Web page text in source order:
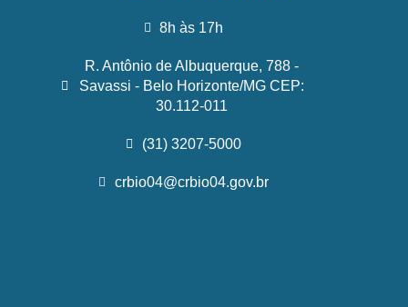
8h às 17h
R. Antônio de Albuquerque, 788 -
Savassi - Belo Horizonte/MG CEP:
30.112-011
(31) 3207-5000
crbio04@crbio04.gov.br